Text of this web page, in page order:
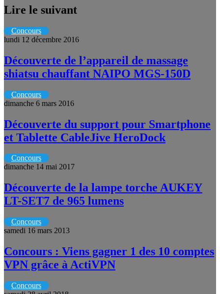
Lire le suivant
Concours
lundi 12 décembre 2016
Découverte de l’appareil de massage
shiatsu chauffant NAIPO MGS-150D
Concours
dimanche 6 mars 2016
Découverte du support pour Smartphone
et Tablette CableJive HeroDock
Concours
dimanche 14 mai 2017
Découverte de la lampe torche AUKEY
LT-SET7 de 965 lumens
Concours
samedi 16 mars 2013
Concours : Viens gagner 1 des 10 comptes
VPN grâce à ActiVPN
Concours